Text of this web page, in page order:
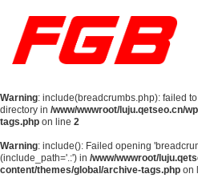
Главная
О Нас
Продукция
Новости
Warning: include(breadcrumbs.php): failed
directory in /www/wwwroot/luju.qetseo.cn/
tags.php on line 2
Warning: include(): Failed opening
(include_path='.:') in /www/wwwroot/
content/themes/global/archive-tags.php on